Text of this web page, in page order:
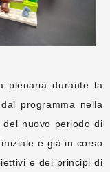
plenaria durante la
programma nella
nuovo periodo di
è già in corso
e dei principi di